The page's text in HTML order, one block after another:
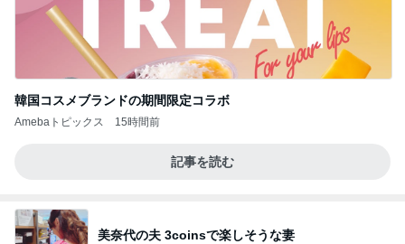
韓国コスメブランドの期間限定コラボ
Amebaトピックス 15時間前
記事を読む
美奈代の夫 3coinsで楽しそうな妻